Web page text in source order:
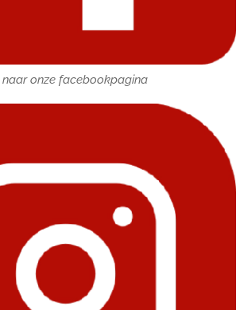
naar onze facebookpagina